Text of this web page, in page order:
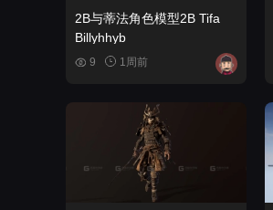
2B与蒂法角色模型2B Tifa
Billyhhyb
9 1周前